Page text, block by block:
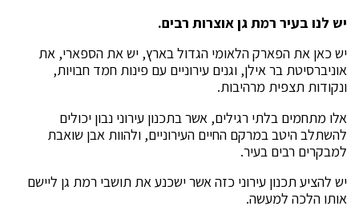
יש לנו בעיר רמת גן אוצרות רבים.
יש כאן את הפארק הלאומי הגדול בארץ, יש את הספארי, את
אוניברסיטת בר אילן, וגנים עירוניים עם פינות חמד חבויות,
ונקודות תצפית מרהיבות.
אלו מתחמים בלתי רגילים, אשר בתכנון עירוני נבון יכולים
להשתלב היטב במרקם החיים העירוניים, ולהוות אבן שואבת
למבקרים רבים בעיר.
יש להציע תכנון עירוני כזה אשר ישכנע את תושבי רמת גן ליישם
אותו הלכה למעשה.